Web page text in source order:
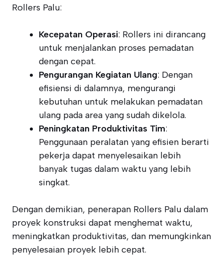
Rollers Palu:
Kecepatan Operasi: Rollers ini dirancang
untuk menjalankan proses pemadatan
dengan cepat.
Pengurangan Kegiatan Ulang: Dengan
efisiensi di dalamnya, mengurangi
kebutuhan untuk melakukan pemadatan
ulang pada area yang sudah dikelola.
Peningkatan Produktivitas Tim:
Penggunaan peralatan yang efisien berarti
pekerja dapat menyelesaikan lebih
banyak tugas dalam waktu yang lebih
singkat.
Dengan demikian, penerapan Rollers Palu dalam
proyek konstruksi dapat menghemat waktu,
meningkatkan produktivitas, dan memungkinkan
penyelesaian proyek lebih cepat.